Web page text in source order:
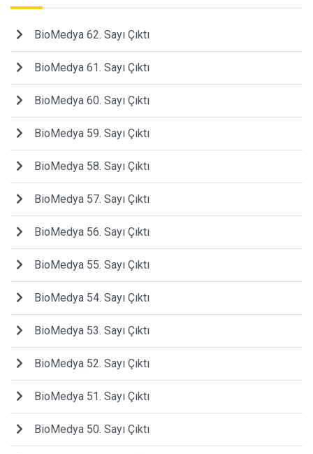
BioMedya 62. Sayı Çıktı
BioMedya 61. Sayı Çıktı
BioMedya 60. Sayı Çıktı
BioMedya 59. Sayı Çıktı
BioMedya 58. Sayı Çıktı
BioMedya 57. Sayı Çıktı
BioMedya 56. Sayı Çıktı
BioMedya 55. Sayı Çıktı
BioMedya 54. Sayı Çıktı
BioMedya 53. Sayı Çıktı
BioMedya 52. Sayı Çıktı
BioMedya 51. Sayı Çıktı
BioMedya 50. Sayı Çıktı